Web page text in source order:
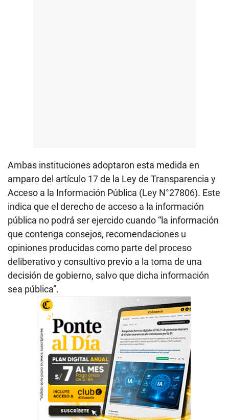
Ambas instituciones adoptaron esta medida en
amparo del artículo 17 de la Ley de Transparencia y
Acceso a la Información Pública (Ley N°27806). Este
indica que el derecho de acceso a la información
pública no podrá ser ejercido cuando “la información
que contenga consejos, recomendaciones u
opiniones producidas como parte del proceso
deliberativo y consultivo previo a la toma de una
decisión de gobierno, salvo que dicha información
sea pública”.